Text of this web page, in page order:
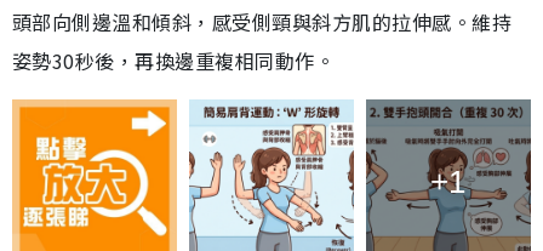
頭部向側邊溫和傾斜，感受側頸與斜方肌的拉伸感。維持
姿勢30秒後，再換邊重複相同動作。
+1